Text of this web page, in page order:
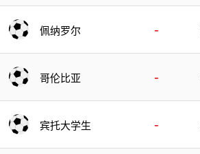
佩纳罗尔 -
哥伦比亚 -
宾托大学生 -